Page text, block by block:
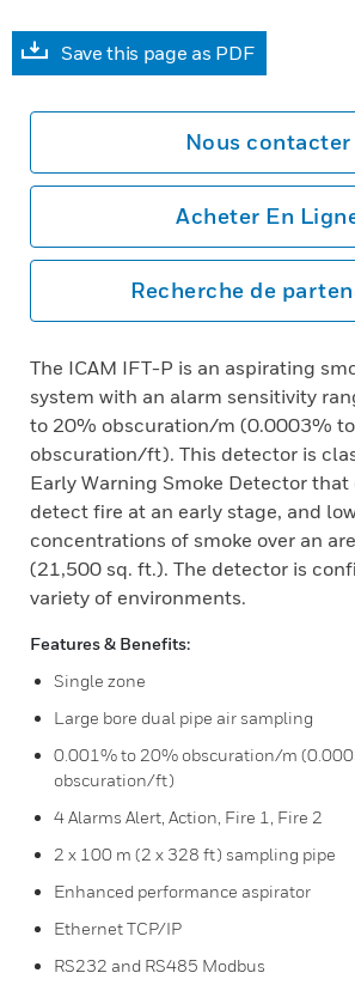
Save this page as PDF
Nous contacter
Acheter En
Recherche de
The ICAM IFT-P is an aspirating
system with an alarm sensitivity
to 20% obscuration/m (0.0003%
obscuration/ft). This detector is
Early Warning Smoke Detector
detect fire at an early stage, and
concentrations of smoke over an
(21,500 sq. ft.). The detector is
variety of environments.
Features & Benefits:
Single zone
Large bore dual pipe air sampling
0.001% to 20% obscuration/m
obscuration/ft)
4 Alarms Alert, Action, Fire 1, Fire 2
2 x 100 m (2 x 328 ft) sampling pipe
Enhanced performance aspirator
Ethernet TCP/IP
RS232 and RS485 Modbus